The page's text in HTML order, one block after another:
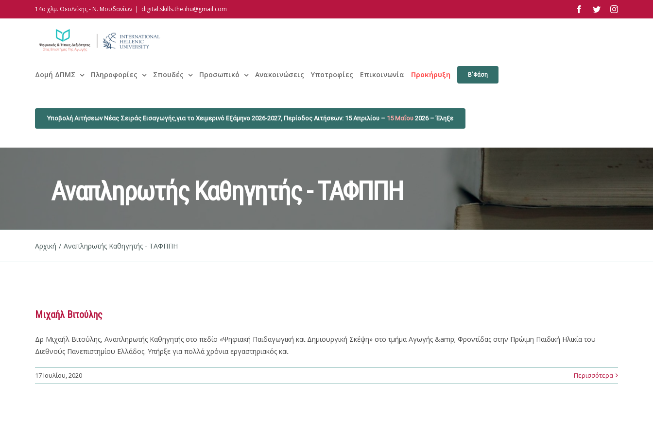
to
14ο χλμ. Θεσ/νίκης - Ν. Μουδανίων | digital.skills.the.ihu@gmail.com facebook
twitterinstagram
Δομή ΔΠΜΣ Πληροφορίες Σπουδές Προσωπικό Ανακοινώσεις Υποτροφίες Επικοινωνία Προκήρυξη Β΄Φάση
Υποβολή Αιτήσεων Νέας Σειράς Εισαγωγής,για το Χειμερινό Εξάμηνο 2026-2027, Περίοδος Αιτήσεων: 15 Απριλίου – 15 Μαΐου 2026 – Έληξε
Αναπληρωτής Καθηγητής - ΤΑΦΠΠΗ
Αρχική / Αναπληρωτής Καθηγητής - ΤΑΦΠΠΗ
Μιχαήλ Βιτούλης
Δρ Μιχαήλ Βιτούλης, Αναπληρωτής Καθηγητής στο πεδίο «Ψηφιακή Παιδαγωγική και Δημιουργική Σκέψη» στο τμήμα Αγωγής &amp; Φροντίδας στην Πρώιμη Παιδική Ηλικία του
Διεθνούς Πανεπιστημίου Ελλάδος. Υπήρξε για πολλά χρόνια εργαστηριακός και
17 Ιουλίου, 2020 Περισσότερα